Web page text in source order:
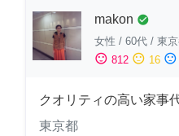
makon check_circle
女性 / 60代 / 東
sentiment_satisfied 812 sentiment_neutral 16 sentiment_dissatisfied
クオリティの高い家事
東京都